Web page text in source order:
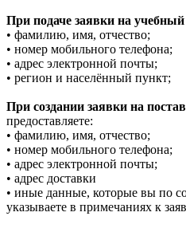
При подаче заявки на
• фамилию, имя, отчество;
• номер мобильного телефона;
• адрес электронной почты;
• регион и населённый пункт;
При создании заявки на
предоставляете:
• фамилию, имя, отчество;
• номер мобильного телефона;
• адрес электронной почты;
• адрес доставки
• иные данные, которые вы по
указываете в примечаниях к